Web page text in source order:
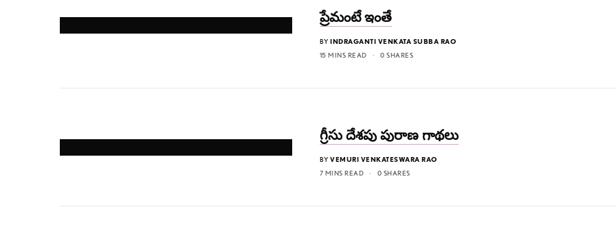
ప్రేమంటే ఇంతే
BY INDRAGANTI VENKATA SUBBA RAO
15 MINS READ
0 SHARES
గ్రీసు దేశపు పురాణ గాథలు
BY VEMURI VENKATESWARA RAO
7 MINS READ
0 SHARES